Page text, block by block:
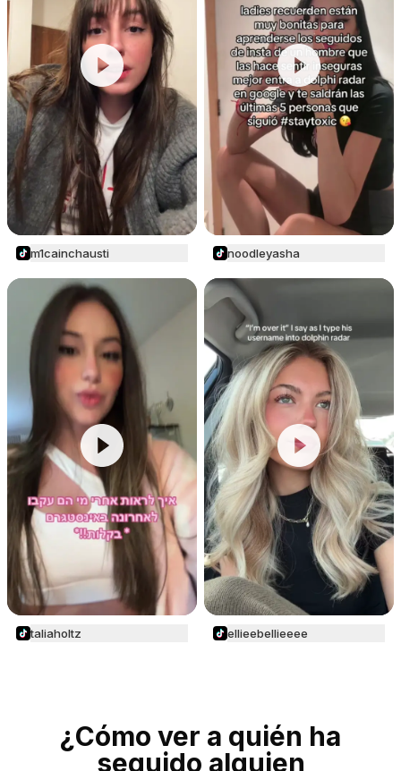
m1cainchausti noodleyasha
taliaholtz ellieebellieeee
¿Cómo ver a quién ha
seguido alguien